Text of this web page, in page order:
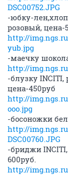
DSC00752.JPG
-юбку-
розовый, цена-
http://
yub.jpg
-маечку
http://
-блузку INCITI,
цена-450руб
http://
ooo.jpg
-босоножки
http://
DSC00760.JPG
-бриджи
600руб.
http://